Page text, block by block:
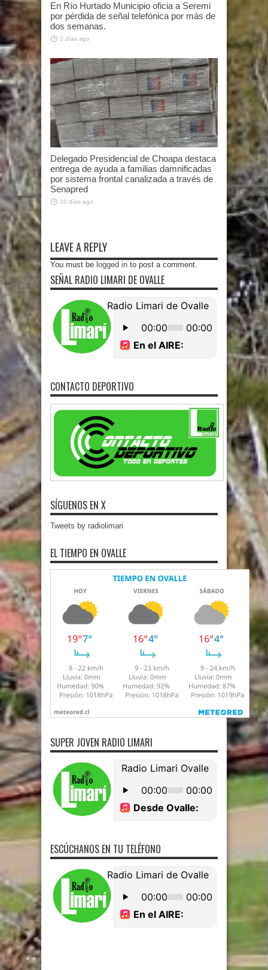
En Río Hurtado Municipio oficia a Seremi
por pérdida de señal telefónica por más de
dos semanas.
2 días ago
Delegado Presidencial de Choapa destaca
entrega de ayuda a familias damnificadas
por sistema frontal canalizada a través de
Senapred
10 días ago
LEAVE A REPLY
You must be logged in to post a comment.
SEÑAL RADIO LIMARI DE OVALLE
CONTACTO DEPORTIVO
SÍGUENOS EN X
Tweets by radiolimari
EL TIEMPO EN OVALLE
SUPER JOVEN RADIO LIMARI
ESCÚCHANOS EN TU TELÉFONO